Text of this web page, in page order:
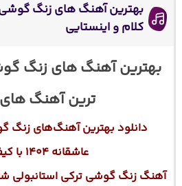
بهترین آهنگ های زنگ
کلام و اینستایی
بهترین آهنگ های زنگ
ترین آهنگ
دانلود بهترین آهنگ‌های زنگ
عاشقانه ۱۴۰۴ با کیفیت بالا
آهنگ زنگ گوشی ترکی استانبولی